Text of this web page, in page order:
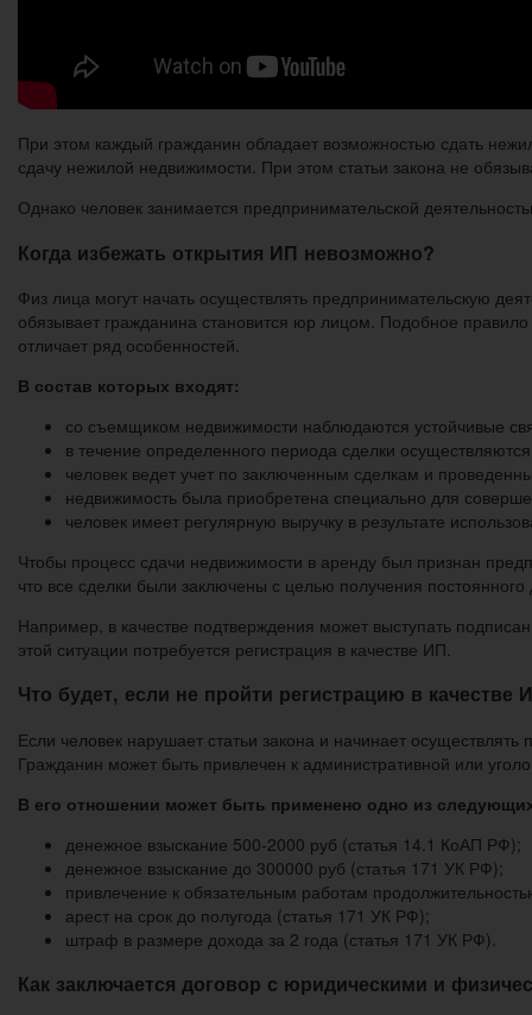
При этом каждый гражданин обладает возможностью сдать
сдачу нежилой недвижимости. При этом статьи закона не
Однако человек занимается предпринимательской
Когда избежать открытия ИП невозможно?
Физ лица могут начать осуществлять предпринимательскую
обязывает гражданина становится юр лицом. Подобное
отличает ряд особенностей.
В состав которых входят:
со съемщиком недвижимости наблюдаются устойчивые
в течение определенного периода сделки
человек ведет учет по заключенным сделкам и
недвижимость была приобретена специально для
человек имеет регулярную выручку в результате
Чтобы процесс сдачи недвижимости в аренду был признан
что все сделки были заключены с целью получения постоянного
Например, в качестве подтверждения может выступать
этой ситуации потребуется регистрация в качестве ИП.
Что будет, если не пройти регистрацию в качестве
Если человек нарушает статьи закона и начинает
Гражданин может быть привлечен к административной или
В его отношении может быть применено одно из
денежное взыскание 500-2000 руб (статья 14.1 КоАП РФ);
денежное взыскание до 300000 руб (статья 171 УК РФ);
привлечение к обязательным работам
арест на срок до полугода (статья 171 УК РФ);
штраф в размере дохода за 2 года (статья 171 УК РФ).
Как заключается договор с юридическими и